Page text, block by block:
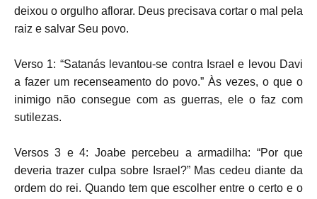
deixou o orgulho aflorar. Deus precisava cortar o mal pela
raiz e salvar Seu povo.
Verso 1: “Satanás levantou-se contra Israel e levou Davi
a fazer um recenseamento do povo.” Às vezes, o que o
inimigo não consegue com as guerras, ele o faz com
sutilezas.
Versos 3 e 4: Joabe percebeu a armadilha: “Por que
deveria trazer culpa sobre Israel?” Mas cedeu diante da
ordem do rei. Quando tem que escolher entre o certo e o